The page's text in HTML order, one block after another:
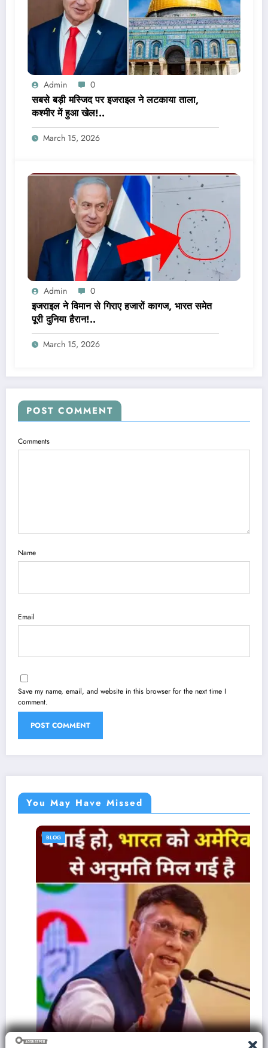
Admin 0
सबसे बड़ी मस्जिद पर इजराइल ने लटकाया ताला,
कश्मीर में हुआ खेल!..
March 15, 2026
Admin 0
इजराइल ने विमान से गिराए हजारों कागज, भारत समेत
पूरी दुनिया हैरान!..
March 15, 2026
POST COMMENT
Comments
Name
Email
Save my name, email, and website in this browser for the next time I
comment.
You May Have Missed
BLOG